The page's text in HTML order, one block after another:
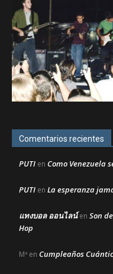
Comentarios recientes
PUTI en Como Venezuela
PUTI en La esperanza
แทงบอล ออนไลน์en Son
Hop
Mª en Cumpleaños